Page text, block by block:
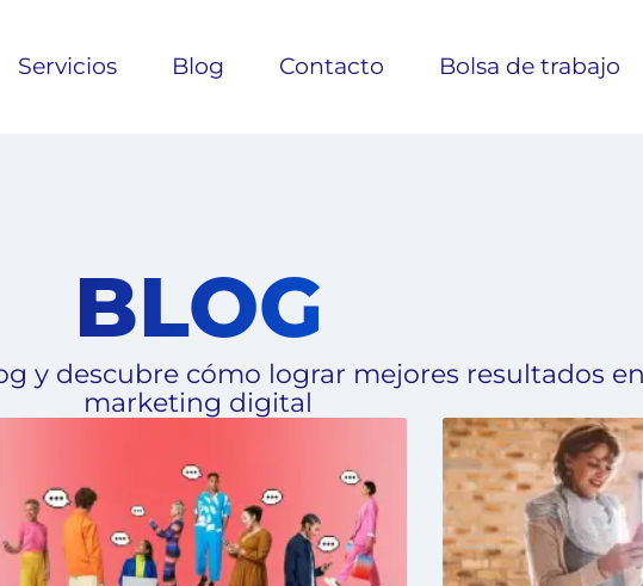
Servicios Blog Contacto Bolsa de trabajo
BLOG
y descubre cómo lograr mejores resultados en
marketing digital